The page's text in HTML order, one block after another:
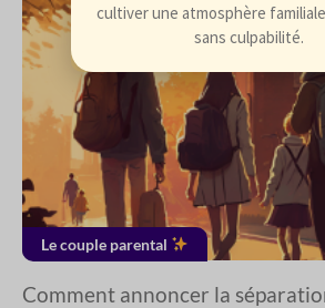
Le couple parental
Comment annoncer la
cultiver une atmosphère
sans culpabilité.